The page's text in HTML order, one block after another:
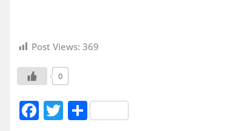
Post Views: 369
0
F T Μ